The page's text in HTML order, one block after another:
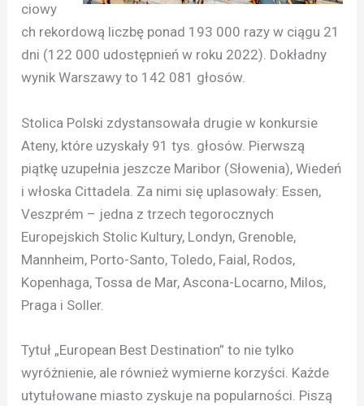
ciowy
ch rekordową liczbę ponad 193 000 razy w ciągu 21
dni (122 000 udostępnień w roku 2022). Dokładny
wynik Warszawy to 142 081 głosów.
Stolica Polski zdystansowała drugie w konkursie
Ateny, które uzyskały 91 tys. głosów. Pierwszą
piątkę uzupełnia jeszcze Maribor (Słowenia), Wiedeń
i włoska Cittadela. Za nimi się uplasowały: Essen,
Veszprém – jedna z trzech tegorocznych
Europejskich Stolic Kultury, Londyn, Grenoble,
Mannheim, Porto-Santo, Toledo, Faial, Rodos,
Kopenhaga, Tossa de Mar, Ascona-Locarno, Milos,
Praga i Soller.
Tytuł „European Best Destination” to nie tylko
wyróżnienie, ale również wymierne korzyści. Każde
utytułowane miasto zyskuje na popularności. Piszą